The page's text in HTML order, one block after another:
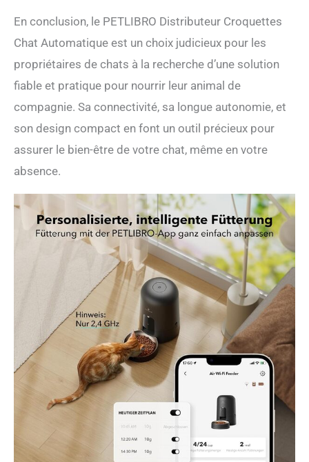
En conclusion, le PETLIBRO Distributeur Croquettes
Chat Automatique est un choix judicieux pour les
propriétaires de chats à la recherche d’une solution
fiable et pratique pour nourrir leur animal de
compagnie. Sa connectivité, sa longue autonomie, et
son design compact en font un outil précieux pour
assurer le bien-être de votre chat, même en votre
absence.